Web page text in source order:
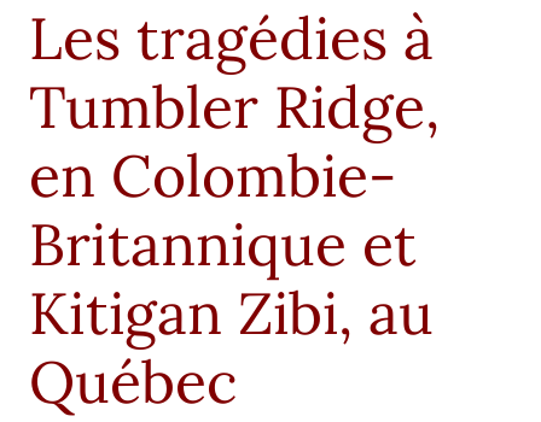
Les tragédies à
Tumbler Ridge,
en Colombie-
Britannique et
Kitigan Zibi, au
Québec